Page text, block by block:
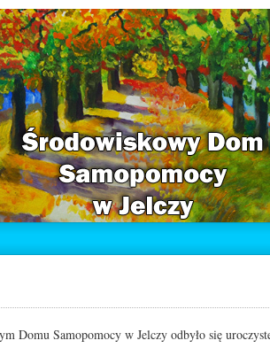
Domu Samopomocy w Jelczy odbyło się